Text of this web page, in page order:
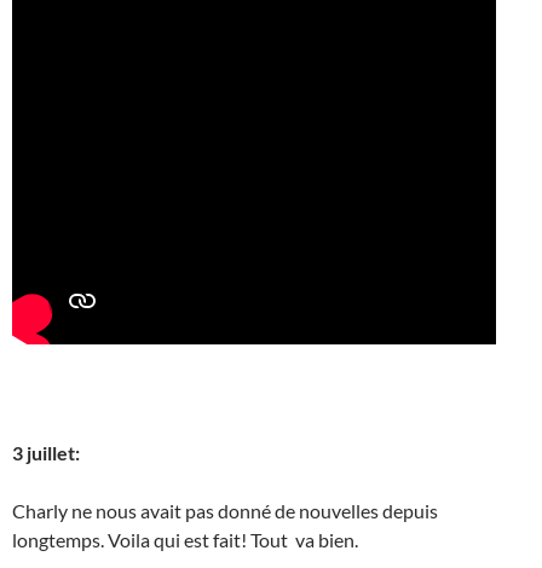
3 juillet:
Charly ne nous avait pas donné de nouvelles depuis
longtemps. Voila qui est fait! Tout va bien.